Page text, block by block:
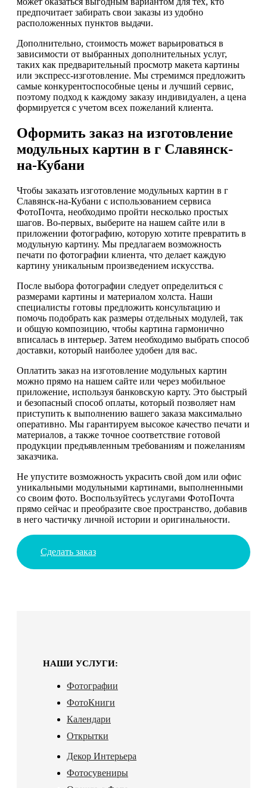
предпочитает забирать свои заказы из удобно
расположенных пунктов выдачи.
Дополнительно, стоимость может варьироваться в
зависимости от выбранных дополнительных услуг,
таких как предварительный просмотр макета картины
или экспресс-изготовление. Мы стремимся предложить
самые конкурентоспособные цены и лучший сервис,
поэтому подход к каждому заказу индивидуален, а цена
формируется с учетом всех пожеланий клиента.
Оформить заказ на изготовление
модульных картин в г Славянск-
на-Кубани
Чтобы заказать изготовление модульных картин в г
Славянск-на-Кубани с использованием сервиса
ФотоПочта, необходимо пройти несколько простых
шагов. Во-первых, выберите на нашем сайте или в
приложении фотографию, которую хотите превратить в
модульную картину. Мы предлагаем возможность
печати по фотографии клиента, что делает каждую
картину уникальным произведением искусства.
После выбора фотографии следует определиться с
размерами картины и материалом холста. Наши
специалисты готовы предложить консультацию и
помочь подобрать как размеры отдельных модулей, так
и общую композицию, чтобы картина гармонично
вписалась в интерьер. Затем необходимо выбрать способ
доставки, который наиболее удобен для вас.
Оплатить заказ на изготовление модульных картин
можно прямо на нашем сайте или через мобильное
приложение, используя банковскую карту. Это быстрый
и безопасный способ оплаты, который позволяет нам
приступить к выполнению вашего заказа максимально
оперативно. Мы гарантируем высокое качество печати и
материалов, а также точное соответствие готовой
продукции предъявленным требованиям и пожеланиям
заказчика.
Не упустите возможность украсить свой дом или офис
уникальными модульными картинами, выполненными
со своим фото. Воспользуйтесь услугами ФотоПочта
прямо сейчас и преобразите свое пространство, добавив
в него частичку личной истории и оригинальности.
Сделать заказ
НАШИ УСЛУГИ:
Фотографии
ФотоКниги
Календари
Открытки
Декор Интерьера
Фотосувениры